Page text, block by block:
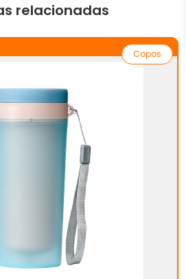
relacionadas
Copos